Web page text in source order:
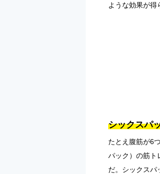
ような効果が得
シックスパ
たとえ腹筋が6
パック）の筋ト
だ。シックスパ